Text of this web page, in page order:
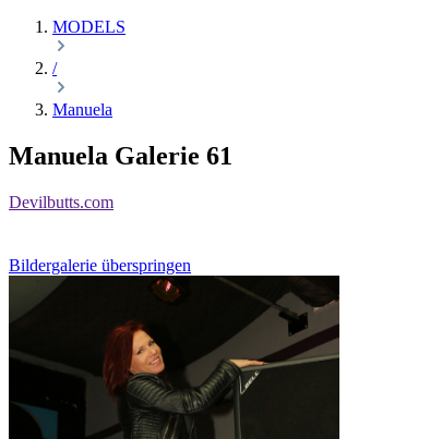
MODELS
/
Manuela
Manuela Galerie 61
Devilbutts.com
Bildergalerie überspringen